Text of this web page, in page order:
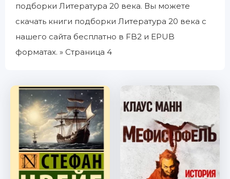
подборки Литература 20 века. Вы можете
скачать книги подборки Литература 20 века с
нашего сайта бесплатно в FB2 и EPUB
форматах. » Страница 4